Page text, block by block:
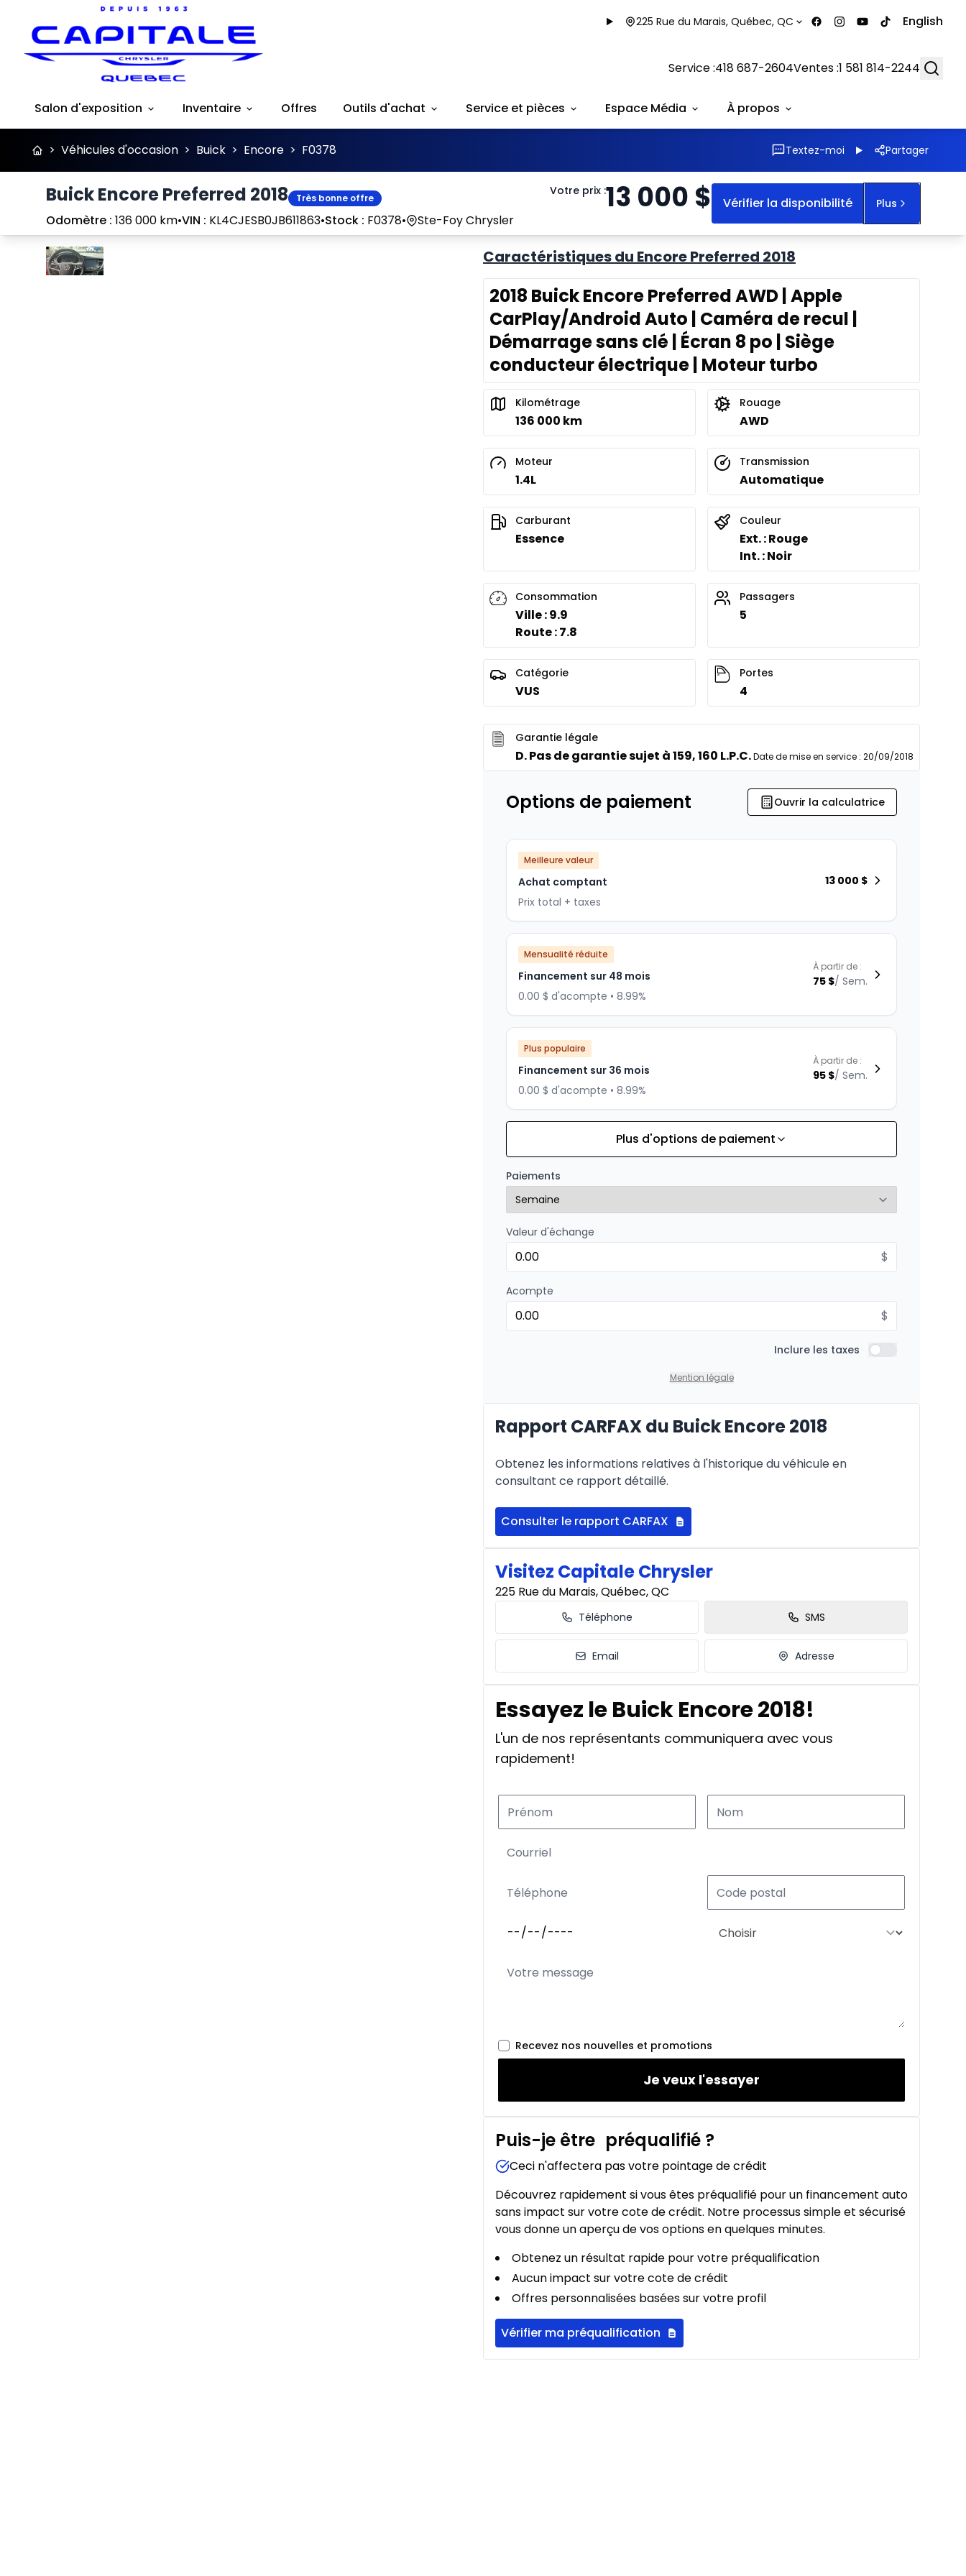
225 Rue du Marais, Québec, QC English
Service :418 687-2604Ventes :1 581 814-2244
Salon d'exposition Inventaire Offres Outils d'achat Service et pièces Espace Média À propos
> Véhicules d'occasion > Buick > Encore > F0378 Textez-moi Partager
Buick Encore Preferred 2018 Très bonne offre
Odomètre : 136 000 km•VIN : KL4CJESB0JB611863•Stock : F0378• Ste-Foy Chrysler
Votre prix :13 000 $ Vérifier la disponibilité Plus
ArrêterPrécédent
Suivant
Caractéristiques du Encore Preferred 2018
2018 Buick Encore Preferred AWD | Apple
CarPlay/Android Auto | Caméra de recul |
Démarrage sans clé | Écran 8 po | Siège
conducteur électrique | Moteur turbo
Kilométrage
136 000 km
Rouage
AWD
Moteur
1.4L
Transmission
Automatique
Carburant
Essence
Couleur
Ext. : Rouge
Int. : Noir
Consommation
Ville : 9.9
Route : 7.8
Passagers
5
Catégorie
VUS
Portes
4
Garantie légale
D. Pas de garantie sujet à 159, 160 L.P.C.Date de mise en service : 20/09/2018
Options de paiement Ouvrir la calculatrice
Meilleure valeur
Achat comptant
Prix total + taxes
13 000 $
Mensualité réduite
Financement sur 48 mois
0.00 $ d'acompte • 8.99%
À partir de :
75 $/ Sem.
Plus populaire
Financement sur 36 mois
0.00 $ d'acompte • 8.99%
À partir de :
95 $/ Sem.
Financement sur 24 mois
0.00 $ d'acompte • 8.99%
À partir de :
Plus d'options de paiement
Paiements
Valeur d'échange
$
Acompte
$
Inclure les taxes Inclure les taxes
Mention légale
Rapport CARFAX du Buick Encore 2018
Obtenez les informations relatives à l'historique du véhicule en
consultant ce rapport détaillé.
Consulter le rapport CARFAX
Visitez Capitale Chrysler
225 Rue du Marais, Québec, QC
Téléphone SMS
Email Adresse
Essayez le Buick Encore 2018!
L'un de nos représentants communiquera avec vous
rapidement!
Recevez nos nouvelles et promotions
Je veux l'essayer
Puis-je être préqualifié ?
Ceci n'affectera pas votre pointage de crédit
Découvrez rapidement si vous êtes préqualifié pour un financement auto
sans impact sur votre cote de crédit. Notre processus simple et sécurisé
vous donne un aperçu de vos options en quelques minutes.
Obtenez un résultat rapide pour votre préqualification
Aucun impact sur votre cote de crédit
Offres personnalisées basées sur votre profil
Vérifier ma préqualification